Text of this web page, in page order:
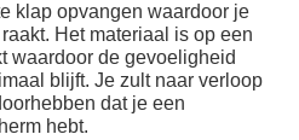
klap opvangen waardoor je
Het materiaal is op een
waardoor de gevoeligheid
blijft. Je zult naar verloop
dat je een
hebt.